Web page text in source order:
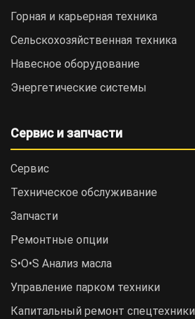
Горная и карьерная техника
Сельскохозяйственная техника
Навесное оборудование
Энергетические системы
Сервис и запчасти
Сервис
Техническое обслуживание
Запчасти
Ремонтные опции
S•O•S Анализ масла
Управление парком техники
Капитальный ремонт спецтехники